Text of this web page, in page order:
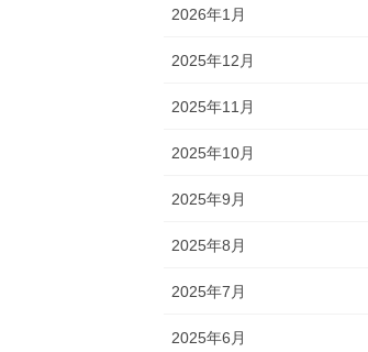
2026年1月
2025年12月
2025年11月
2025年10月
2025年9月
2025年8月
2025年7月
2025年6月